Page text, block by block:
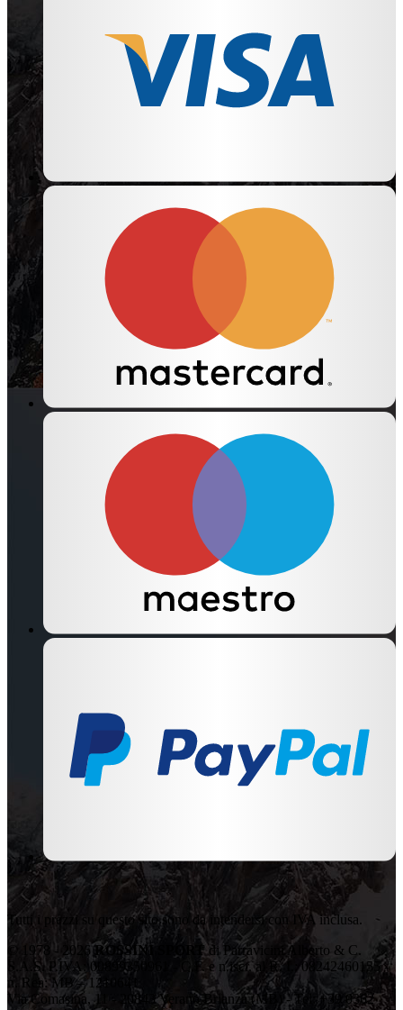
Tutti i prezzi su questo sito sono da intendersi con IVA inclusa.
© 1978 - 2026ROSSINI SPORT di Parravicini Alberto & C.
S.A.S. P.IVA: 00899350961 - C.F. e n.iscr. al R. I.: 08242460155 -
n. Rea: MB – 1210641
Via Comasina, 11 - 20843 Verano Brianza (MB) - Tel: +39 0362